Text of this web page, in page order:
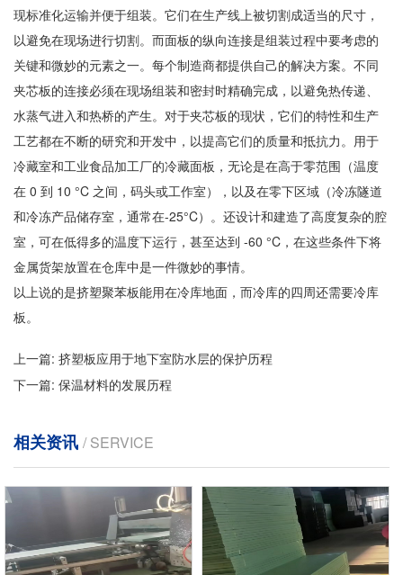
现标准化运输并便于组装。它们在生产线上被切割成适当的尺寸，
以避免在现场进行切割。而面板的纵向连接是组装过程中要考虑的
关键和微妙的元素之一。每个制造商都提供自己的解决方案。不同
夹芯板的连接必须在现场组装和密封时精确完成，以避免热传递、
水蒸气进入和热桥的产生。对于夹芯板的现状，它们的特性和生产
工艺都在不断的研究和开发中，以提高它们的质量和抵抗力。用于
冷藏室和工业食品加工厂的冷藏面板，无论是在高于零范围（温度
在 0 到 10 °C 之间，码头或工作室），以及在零下区域（冷冻隧道
和冷冻产品储存室，通常在-25°C）。还设计和建造了高度复杂的腔
室，可在低得多的温度下运行，甚至达到 -60 °C，在这些条件下将
金属货架放置在仓库中是一件微妙的事情。
以上说的是挤塑聚苯板能用在冷库地面，而冷库的四周还需要冷库
板。
上一篇: 挤塑板应用于地下室防水层的保护历程
下一篇: 保温材料的发展历程
相关资讯 / SERVICE